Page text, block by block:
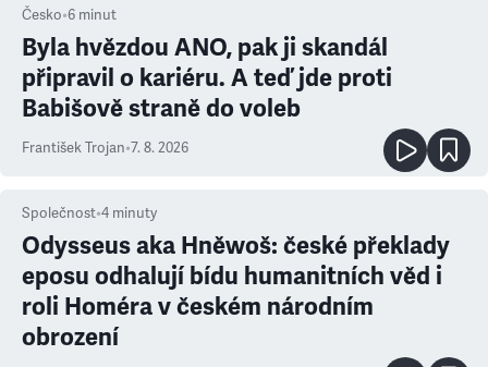
Česko•6 minut
Byla hvězdou ANO, pak ji skandál
připravil o kariéru. A teď jde proti
Babišově straně do voleb
František Trojan•7. 8. 2026
Společnost•4 minuty
Odysseus aka Hněwoš: české překlady
eposu odhalují bídu humanitních věd i
roli Homéra v českém národním
obrození